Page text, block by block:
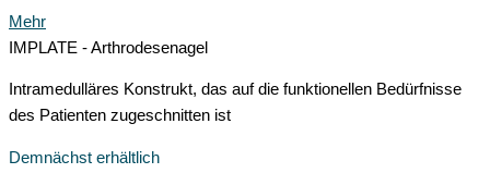
Mehr
IMPLATE - Arthrodesenagel
Intramedulläres Konstrukt, das auf die funktionellen Bedürfnisse
des Patienten zugeschnitten ist
Demnächst erhältlich